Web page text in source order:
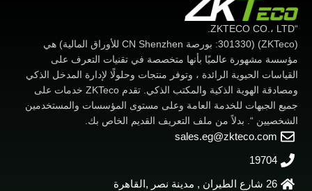
“ZKTECO CO.، LTD.
(ZKTeco) (301330: بورصة CN Shenzhen للأوراق المالية) هي
مؤسسة مشهورة عالميًا بأنها متخصصة في تقنيات التعرف على
القياسات الحيوية الرائدة ، وتوفر منتجات وحلولًا لإدارة المدخل الذكي
ومصادقة الهوية الذكية والمكتب الذكي. تقدم ZKTeco خدمات على
جميع الجبهات للخدمة العامة وعلى مستوى المؤسسات والمستخدمين
الشخصيين “. بدلاً من ملف التعريف القديم الخاص بك.
sales.eg@zkteco.com
19704
26 شارع الطيران , مدينة نصر ,القاهرة